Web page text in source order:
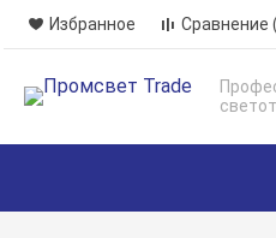
Избранное Сравнение